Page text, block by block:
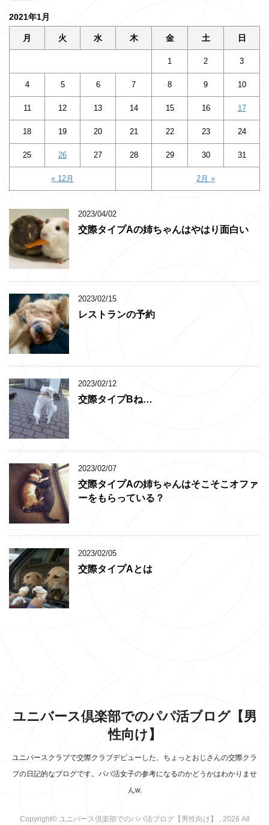
2021年1月
月 火 水 木 金 土 日
« 12月 2月 »
1 2 3
4 5 6 7 8 9 10
11 12 13 14 15 16 17
18 19 20 21 22 23 24
25 26 27 28 29 30 31
2023/04/02
交際タイプAの姉ちゃんはやはり面白い
2023/02/15
レストランの予約
2023/02/12
交際タイプBね…
2023/02/07
交際タイプAの姉ちゃんはそこそこオファ
ーをもらっている？
2023/02/05
交際タイプAとは
ユニバース倶楽部でのパパ活ブログ【男
性向け】
ユニバースクラブで交際クラブデビューした、ちょっとおじさんの交際クラ
ブの日記的なブログです。パパ活女子の参考になるのかどうかはわかりませ
んw.
Copyright© ユニバース倶楽部でのパパ活ブログ【男性向け】 , 2026 All